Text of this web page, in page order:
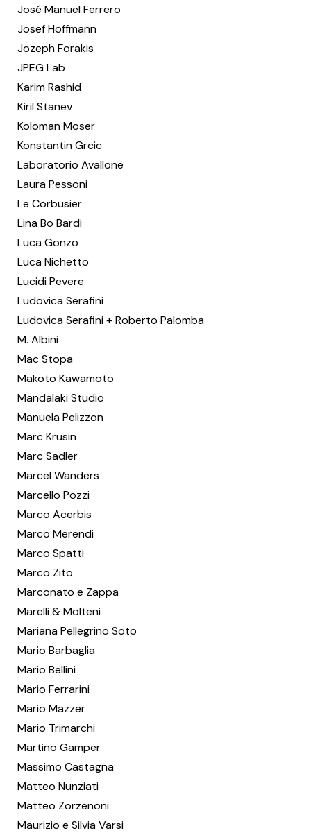
José Manuel Ferrero
Josef Hoffmann
Jozeph Forakis
JPEG Lab
Karim Rashid
Kiril Stanev
Koloman Moser
Konstantin Grcic
Laboratorio Avallone
Laura Pessoni
Le Corbusier
Lina Bo Bardi
Luca Gonzo
Luca Nichetto
Lucidi Pevere
Ludovica Serafini
Ludovica Serafini + Roberto Palomba
M. Albini
Mac Stopa
Makoto Kawamoto
Mandalaki Studio
Manuela Pelizzon
Marc Krusin
Marc Sadler
Marcel Wanders
Marcello Pozzi
Marco Acerbis
Marco Merendi
Marco Spatti
Marco Zito
Marconato e Zappa
Marelli & Molteni
Mariana Pellegrino Soto
Mario Barbaglia
Mario Bellini
Mario Ferrarini
Mario Mazzer
Mario Trimarchi
Martino Gamper
Massimo Castagna
Matteo Nunziati
Matteo Zorzenoni
Maurizio e Silvia Varsi